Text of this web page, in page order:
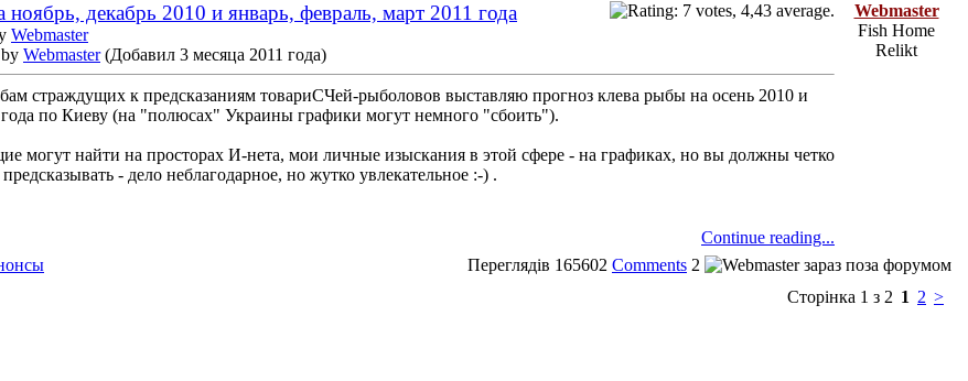
декабрь 2010 и январь, февраль, март 2011 года
Webmaster
Webmaster (Добавил 3 месяца 2011 года)
страждущих к предсказаниям товариСЧей-рыболовов выставляю прогноз клева рыбы на осень 2010 и
года по Киеву (на "полюсах" Украины графики могут немного "сбоить").
могут найти на просторах И-нета, мои личные изыскания в этой сфере - на графиках, но вы должны четко
- дело неблагодарное, но жутко увлекательное :-) .
Continue reading...
Webmaster
Fish Home
Relikt
Переглядів 165602 Comments 2
Сторінка 1 з 2 1 2 >